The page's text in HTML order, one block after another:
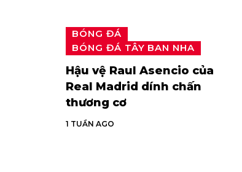
BÓNG ĐÁ
BÓNG ĐÁ TÂY BAN NHA
Hậu vệ Raul Asencio của
Real Madrid dính chấn
thương cơ
1 TUẦN AGO